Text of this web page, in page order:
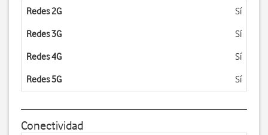
Redes 2G Sí
Redes 3G Sí
Redes 4G Sí
Redes 5G Sí
Conectividad